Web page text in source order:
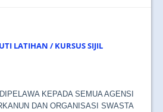
LATIHAN / KURSUS SIJIL
KEPADA SEMUA AGENSI
DAN ORGANISASI SWASTA